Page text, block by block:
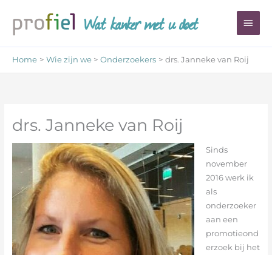
naar
inhoud
Wat kanker met u doet
Home Wie zijn we Onderzoekers drs. Janneke van Roij
drs. Janneke van Roij
Sinds
november
2016 werk ik
als
onderzoeker
aan een
promotieond
erzoek bij het